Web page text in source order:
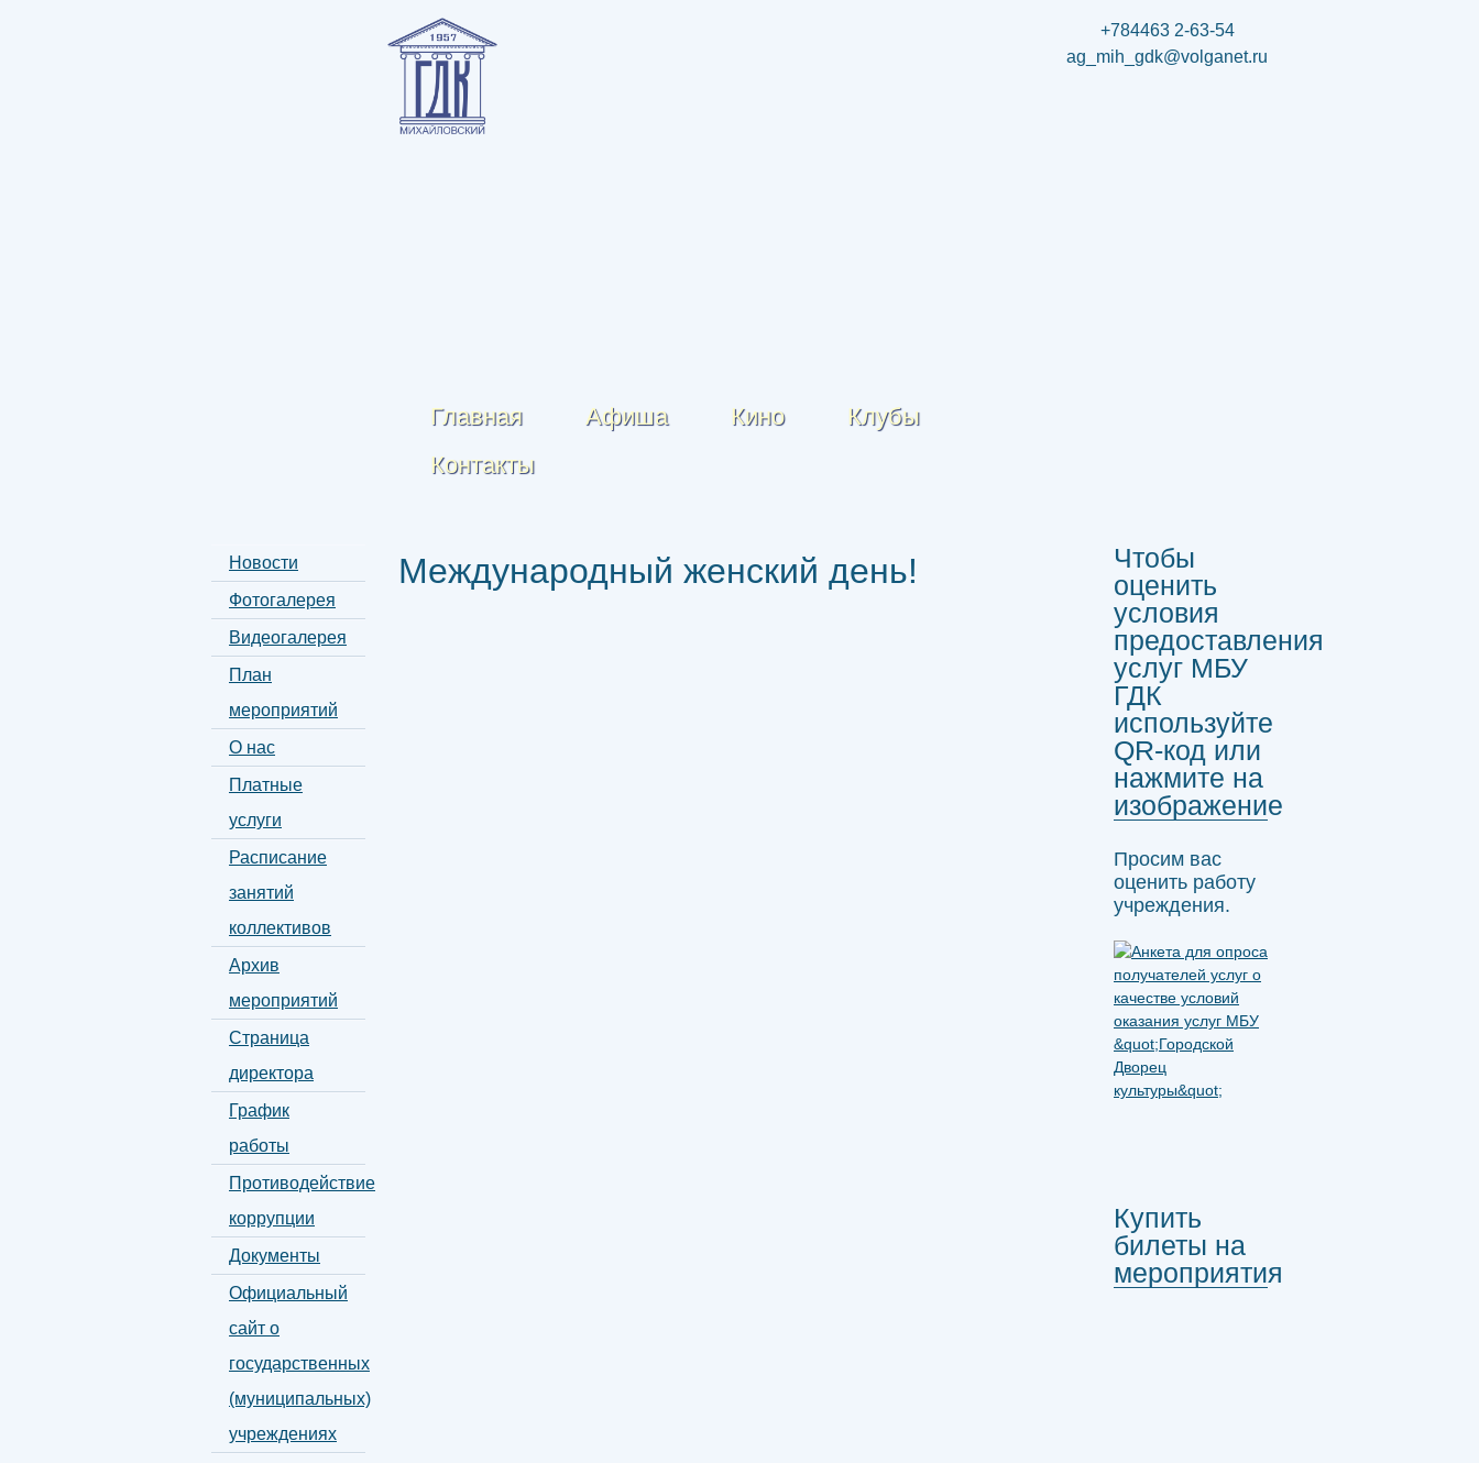
+784463 2-63-54
ag_mih_gdk@volganet.ru
Главная Афиша Кино
Клубы
Контакты
Новости
Фотогалерея
Видеогалерея
План
мероприятий
О нас
Платные
услуги
Расписание
занятий
коллективов
Архив
мероприятий
Страница
директора
График
работы
Противодействие
коррупции
Документы
Официальный
сайт о
государственных
(муниципальных)
учреждениях
Международный женский день!
Чтобы
оценить
условия
предоставления
услуг МБУ
ГДК
используйте
QR-код или
нажмите на
изображение
Просим вас
оценить работу
учреждения.
Купить
билеты на
мероприятия